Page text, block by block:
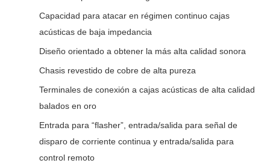
Capacidad para atacar en régimen continuo cajas
acústicas de baja impedancia
Diseño orientado a obtener la más alta calidad sonora
Chasis revestido de cobre de alta pureza
Terminales de conexión a cajas acústicas de alta calidad
balados en oro
Entrada para “flasher”, entrada/salida para señal de
disparo de corriente continua y entrada/salida para
control remoto